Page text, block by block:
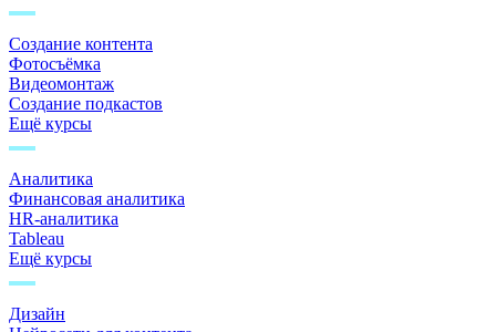
Создание контента
Фотосъёмка
Видеомонтаж
Создание подкастов
Ещё курсы
Аналитика
Финансовая аналитика
HR-аналитика
Tableau
Ещё курсы
Дизайн